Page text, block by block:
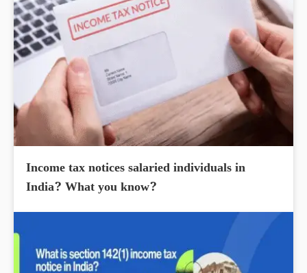
Income tax notices salaried individuals in
India? What you know?